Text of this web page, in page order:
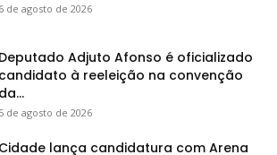
6 de agosto de 2026
Deputado Adjuto Afonso é oficializado
candidato à reeleição na convenção
da...
5 de agosto de 2026
Cidade lança candidatura com Arena